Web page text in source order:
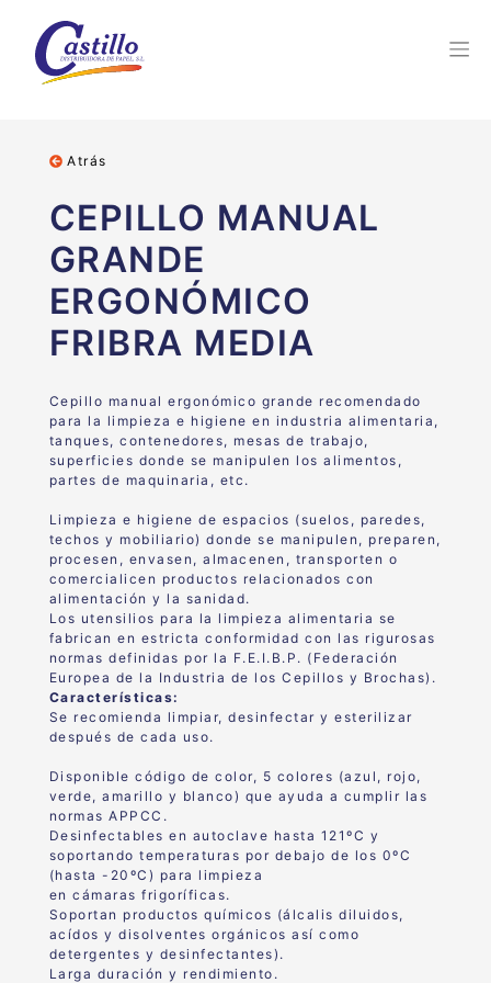
Atrás
CEPILLO MANUAL
GRANDE
ERGONÓMICO
FRIBRA MEDIA
Cepillo manual ergonómico grande recomendado
para la limpieza e higiene en industria alimentaria,
tanques, contenedores, mesas de trabajo,
superficies donde se manipulen los alimentos,
partes de maquinaria, etc.
Limpieza e higiene de espacios (suelos, paredes,
techos y mobiliario) donde se manipulen, preparen,
procesen, envasen, almacenen, transporten o
comercialicen productos relacionados con
alimentación y la sanidad.
Los utensilios para la limpieza alimentaria se
fabrican en estricta conformidad con las rigurosas
normas definidas por la F.E.I.B.P. (Federación
Europea de la Industria de los Cepillos y Brochas).
Características:
Se recomienda limpiar, desinfectar y esterilizar
después de cada uso.
Disponible código de color, 5 colores (azul, rojo,
verde, amarillo y blanco) que ayuda a cumplir las
normas APPCC.
Desinfectables en autoclave hasta 121ºC y
soportando temperaturas por debajo de los 0ºC
(hasta -20ºC) para limpieza
en cámaras frigoríficas.
Soportan productos químicos (álcalis diluidos,
acídos y disolventes orgánicos así como
detergentes y desinfectantes).
Larga duración y rendimiento.